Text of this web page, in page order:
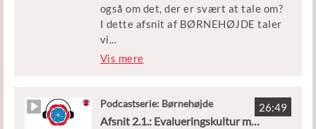
Medvirkende:
Anette Boye Koch, docent og lektor
ved VIA University College
Leder, personale og børn fra
Vært
Trine Beckett, journalist og
også om det, der er svært at tale om?
I dette afsnit af BØRNEHØJDE taler
vi...
med forsker Ane Qvor-trup om,
bejde, kan være med til at flytte
fokus fra fejl til fælles udvikling.
Vis mere
26:49
Podcastserie: Børnehøjde
Afsnit 2.1.: Evalueringskultur med mål og mening